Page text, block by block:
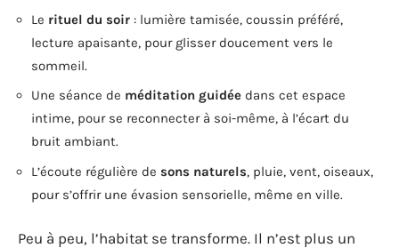
Le rituel du soir : lumière tamisée, coussin préféré,
lecture apaisante, pour glisser doucement vers le
sommeil.
Une séance de méditation guidée dans cet espace
intime, pour se reconnecter à soi-même, à l’écart du
bruit ambiant.
L’écoute régulière de sons naturels, pluie, vent, oiseaux,
pour s’offrir une évasion sensorielle, même en ville.
Peu à peu, l’habitat se transforme. Il n’est plus un